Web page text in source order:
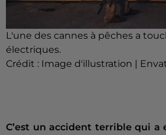
L'une des cannes à pêches a
électriques.
Crédit : Image d'illustration |
C’est un accident terrible qui a